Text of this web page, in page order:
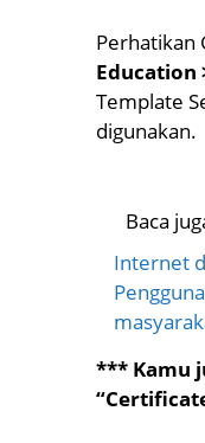
Perhatikan
Education
Template
digunakan.
Baca
Internet
*** Kamu